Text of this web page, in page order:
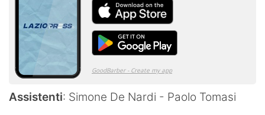
Assistenti: Simone De Nardi - Paolo Tomasi